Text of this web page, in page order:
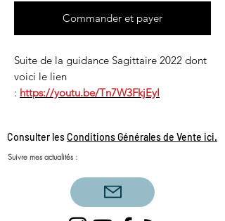
Commander et payer
Suite de la guidance Sagittaire 2022 dont
voici le lien
: https://youtu.be/Tn7W3FkjEyI
Consulter lesConditions Générales de Vente ici.
Suivre mes actualités :